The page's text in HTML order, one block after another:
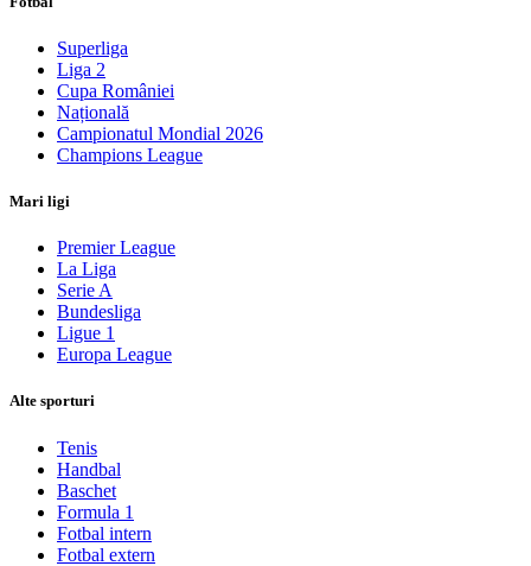
Superliga
Liga 2
Cupa României
Națională
Campionatul Mondial 2026
Champions League
Mari ligi
Premier League
La Liga
Serie A
Bundesliga
Ligue 1
Europa League
Alte sporturi
Tenis
Handbal
Baschet
Formula 1
Fotbal intern
Fotbal extern